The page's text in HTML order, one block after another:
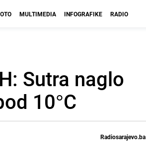
MULTIMEDIA INFOGRAFIKE RADIO
Sutra naglo
10°C
Radiosarajevo.ba